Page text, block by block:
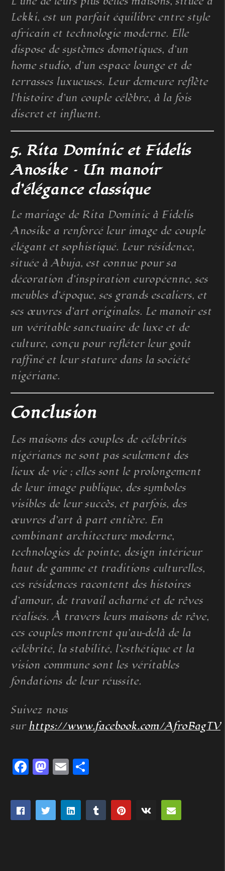
Lekki, est un parfait équilibre entre style
africain et technologie moderne. Elle
dispose de systèmes domotiques, d’un
home studio, d’un espace lounge et de
terrasses luxueuses. Leur demeure reflète
l’histoire d’un couple célèbre, à la fois
discret et influent.
5. Rita Dominic et Fidelis
Anosike – Un manoir
d’élégance classique
Le mariage de Rita Dominic à Fidelis
Anosike a renforcé leur image de couple
élégant et sophistiqué. Leur résidence,
située à Abuja, est connue pour sa
décoration d’inspiration européenne, ses
meubles d’époque, ses grands escaliers, et
ses œuvres d’art originales. Le manoir est
un véritable sanctuaire de luxe et de
culture, conçu pour refléter leur goût
raffiné et leur stature dans la société
nigériane.
Conclusion
Les maisons des couples de célébrités
nigérianes ne sont pas seulement des
lieux de vie ; elles sont le prolongement
de leur image publique, des symboles
visibles de leur succès, et parfois, des
œuvres d’art à part entière. En
combinant architecture moderne,
technologies de pointe, design intérieur
haut de gamme et traditions culturelles,
ces résidences racontent des histoires
d’amour, de travail acharné et de rêves
réalisés. À travers leurs maisons de rêve,
ces couples montrent qu’au-delà de la
célébrité, la stabilité, l’esthétique et la
vision commune sont les véritables
fondations de leur réussite.
Suivez nous
sur https://www.facebook.com/AfroBagTV
Facebook
Mastodon
Email